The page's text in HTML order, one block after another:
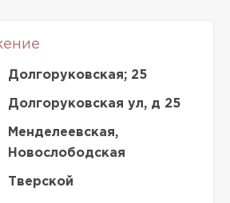
Долгоруковская; 25
Долгоруковская ул, д 25
Менделеевская,
Новослободская
Тверской